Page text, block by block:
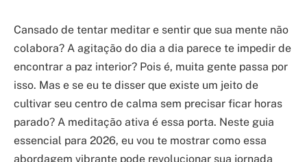
Cansado de tentar meditar e sentir que sua mente não
colabora? A agitação do dia a dia parece te impedir de
encontrar a paz interior? Pois é, muita gente passa por
isso. Mas e se eu te disser que existe um jeito de
cultivar seu centro de calma sem precisar ficar horas
parado? A meditação ativa é essa porta. Neste guia
essencial para 2026, eu vou te mostrar como essa
abordagem vibrante pode revolucionar sua jornada